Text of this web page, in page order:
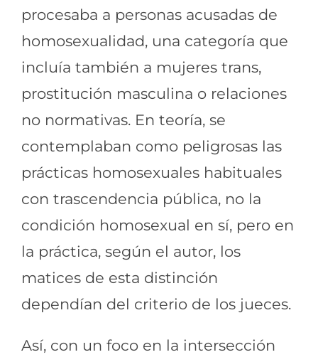
procesaba a personas acusadas de
homosexualidad, una categoría que
incluía también a mujeres trans,
prostitución masculina o relaciones
no normativas. En teoría, se
contemplaban como peligrosas las
prácticas homosexuales habituales
con trascendencia pública, no la
condición homosexual en sí, pero en
la práctica, según el autor, los
matices de esta distinción
dependían del criterio de los jueces.
Así, con un foco en la intersección